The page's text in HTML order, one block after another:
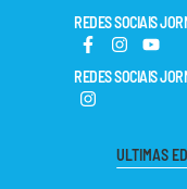
REDES SOCIAIS
REDES SOCIAIS
ULTIMAS